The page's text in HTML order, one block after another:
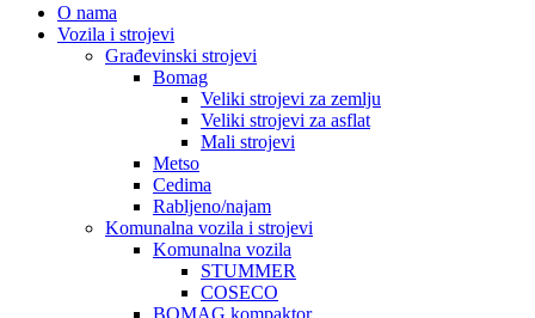
O nama
Vozila i strojevi
Građevinski strojevi
Bomag
Veliki strojevi za zemlju
Veliki strojevi za asflat
Mali strojevi
Metso
Cedima
Rabljeno/najam
Komunalna vozila i strojevi
Komunalna vozila
STUMMER
COSECO
BOMAG kompaktor